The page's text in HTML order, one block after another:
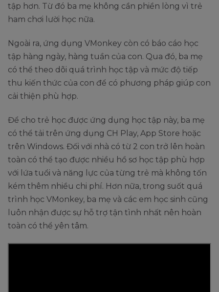
tập hơn. Từ đó ba mẹ không cần phiền lòng vì trẻ
ham chơi lười học nữa.
Ngoài ra, ứng dụng VMonkey còn có báo cáo học
tập hàng ngày, hàng tuần của con. Qua đó, ba mẹ
có thể theo dõi quá trình học tập và mức độ tiếp
thu kiến thức của con để có phương pháp giúp con
cải thiện phù hợp.
Để cho trẻ học được ứng dụng học tập này, ba mẹ
có thể tải trên ứng dụng CH Play, App Store hoặc
trên Windows. Đối với nhà có từ 2 con trở lên hoàn
toàn có thể tạo được nhiều hồ sơ học tập phù hợp
với lứa tuổi và năng lực của từng trẻ mà không tốn
kém thêm nhiều chi phí. Hơn nữa, trong suốt quá
trình học VMonkey, ba mẹ và các em học sinh cũng
luôn nhận được sự hỗ trợ tận tình nhất nên hoàn
toàn có thể yên tâm.